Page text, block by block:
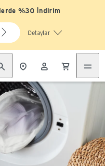
%30 İndirim
Detaylar